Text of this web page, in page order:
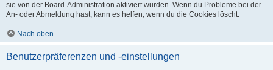
sie von der Board-Administration aktiviert wurden. Wenn du Probleme bei der
An- oder Abmeldung hast, kann es helfen, wenn du die Cookies löscht.
Nach oben
Benutzerpräferenzen und -einstellungen